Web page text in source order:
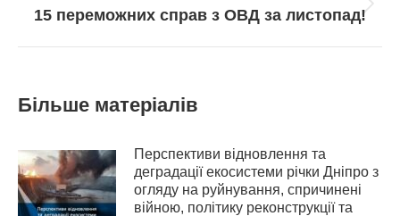
Next
15 переможних справ з ОВД за листопад!
Більше матеріалів
Перспективи відновлення та
деградації екосистеми річки Дніпро з
огляду на руйнування, спричинені
війною, політику реконструкції та